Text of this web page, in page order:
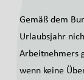
Gemäß dem
Urlaubsjahr
Arbeitnehmers
wenn keine